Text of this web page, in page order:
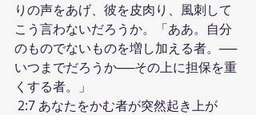
りの声をあげ、彼を皮肉り、風刺して
こう言わないだろうか。「ああ。自分
のものでないものを増し加える者。──
いつまでだろうか──その上に担保を重
くする者。」